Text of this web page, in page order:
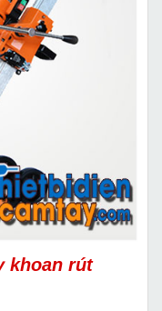
khoan rút